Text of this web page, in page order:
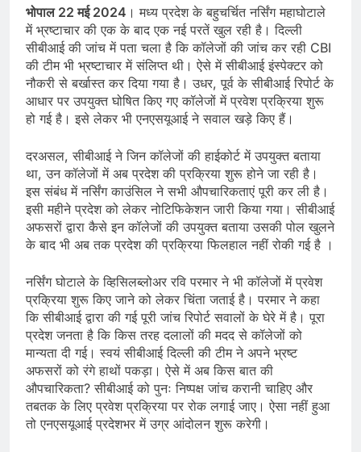
भोपाल 22 मई 2024 । मध्य प्रदेश के बहुचर्चित नर्सिंग महाघोटाले
में भ्रष्टाचार की एक के बाद एक नई परतें खुल रही है। दिल्ली
सीबीआई की जांच में पता चला है कि कॉलेजों की जांच कर रही CBI
की टीम भी भ्रष्टाचार में संलिप्त थी। ऐसे में सीबीआई इंस्पेक्टर को
नौकरी से बर्खास्त कर दिया गया है। उधर, पूर्व के सीबीआई रिपोर्ट के
आधार पर उपयुक्त घोषित किए गए कॉलेजों में प्रवेश प्रक्रिया शुरू
हो गई है। इसे लेकर भी एनएसयूआई ने सवाल खड़े किए हैं।
दरअसल, सीबीआई ने जिन कॉलेजों की हाईकोर्ट में उपयुक्त बताया
था, उन कॉलेजों में अब प्रदेश की प्रक्रिया शुरू होने जा रही है।
इस संबंध में नर्सिंग काउंसिल ने सभी औपचारिकताएं पूरी कर ली है।
इसी महीने प्रदेश को लेकर नोटिफिकेशन जारी किया गया। सीबीआई
अफसरों द्वारा कैसे इन कॉलेजों की उपयुक्त बताया उसकी पोल खुलने
के बाद भी अब तक प्रदेश की प्रक्रिया फिलहाल नहीं रोकी गई है ।
नर्सिंग घोटाले के व्हिसिलब्लोअर रवि परमार ने भी कॉलेजों में प्रवेश
प्रक्रिया शुरू किए जाने को लेकर चिंता जताई है। परमार ने कहा
कि सीबीआई द्वारा की गई पूरी जांच रिपोर्ट सवालों के घेरे में है। पूरा
प्रदेश जनता है कि किस तरह दलालों की मदद से कॉलेजों को
मान्यता दी गई। स्वयं सीबीआई दिल्ली की टीम ने अपने भ्रष्ट
अफसरों को रंगे हाथों पकड़ा। ऐसे में अब किस बात की
औपचारिकता? सीबीआई को पुनः निष्पक्ष जांच करानी चाहिए और
तबतक के लिए प्रवेश प्रक्रिया पर रोक लगाई जाए। ऐसा नहीं हुआ
तो एनएसयूआई प्रदेशभर में उग्र आंदोलन शुरू करेगी।